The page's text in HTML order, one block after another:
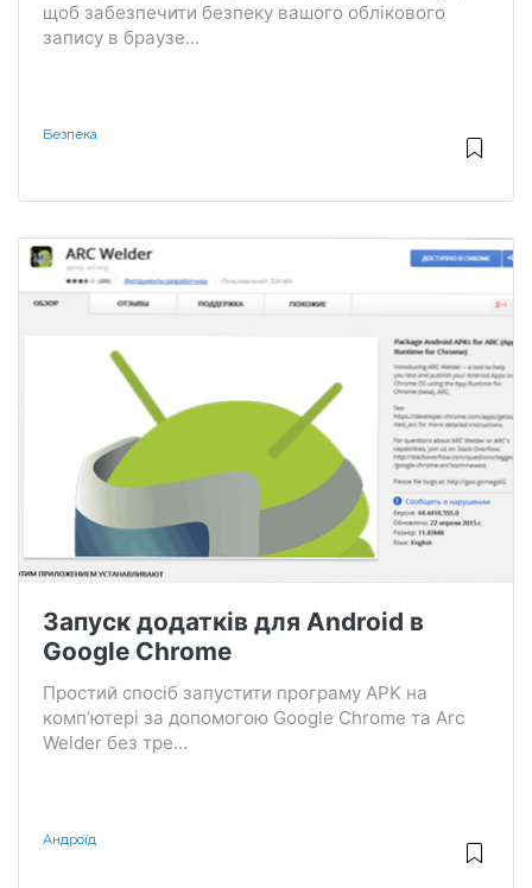
щоб забезпечити безпеку вашого облікового
запису в браузе...
Безпека
Запуск додатків для Android в
Google Chrome
Простий спосіб запустити програму APK на
комп’ютері за допомогою Google Chrome та Arc
Welder без тре...
Андроїд